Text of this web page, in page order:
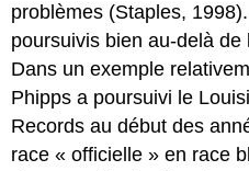
problèmes (Staples,
poursuivis bien au-delà
Dans un exemple
Phipps a poursuivi le
Records au début des
race « officielle » en race